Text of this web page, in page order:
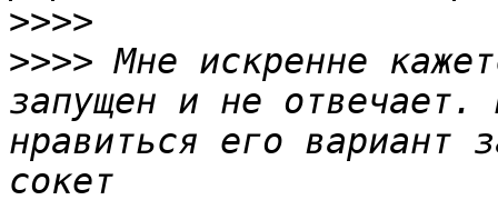
>>>>
>>>> Мне искренне
запущен и не отвечает.
нравиться его вариант